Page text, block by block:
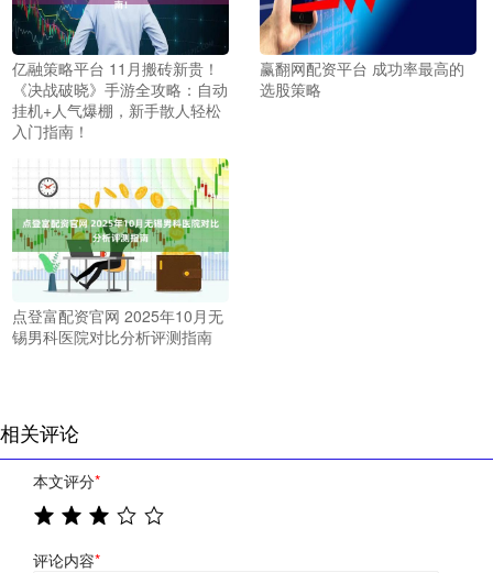
亿融策略平台 11月搬砖新贵！
《决战破晓》手游全攻略：自动
挂机+人气爆棚，新手散人轻松
入门指南！
赢翻网配资平台 成功率最高的
选股策略
点登富配资官网 2025年10月无
锡男科医院对比分析评测指南
相关评论
本文评分*
评论内容*